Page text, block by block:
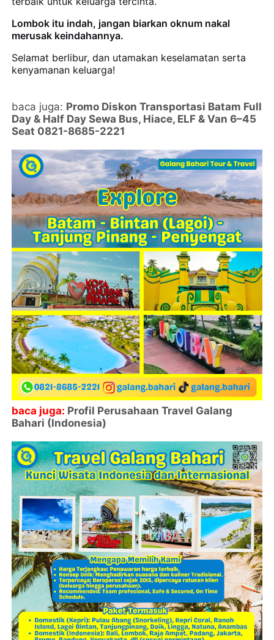
Lombok itu indah, jangan biarkan oknum nakal
merusak keindahannya.
Selamat berlibur, dan utamakan keselamatan serta
kenyamanan keluarga!
baca juga: Promo Diskon Transportasi Batam Full
Day & Half Day Sewa Bus, Hiace, ELF & Van 6–45
Seat 0821-8685-2221
baca juga: Profil Perusahaan Travel Galang
Bahari (Indonesia)